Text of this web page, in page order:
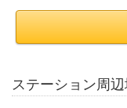
ステーション周辺